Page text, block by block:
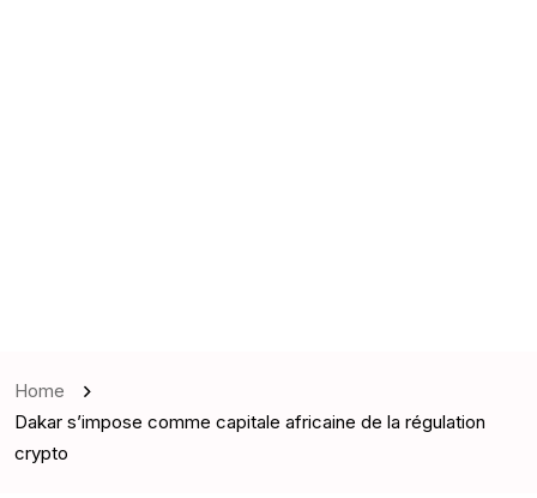
Home
Dakar s’impose comme capitale africaine de la régulation
crypto